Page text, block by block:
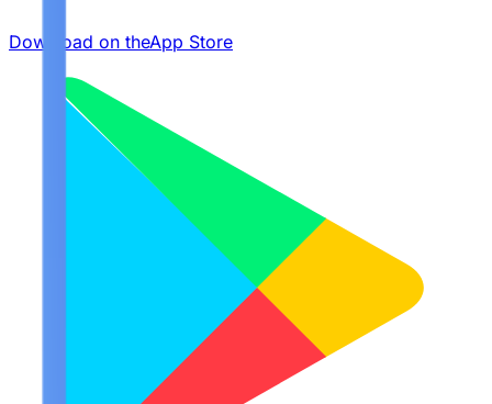
Download on theApp Store